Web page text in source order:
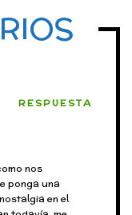
RESPUESTA
nos
ponga una
en el